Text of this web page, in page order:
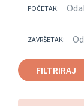
POČETAK:
ZAVRŠETAK:
FILTRIRAJ